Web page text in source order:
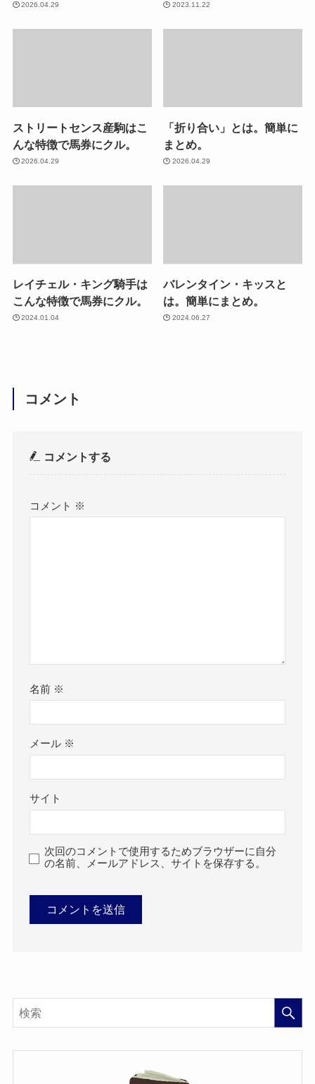
2026.04.29 2023.11.22
ストリートセンス産駒はこ
んな特徴で馬券にクル。
2026.04.29
「折り合い」とは。簡単に
まとめ。
2026.04.29
レイチェル・キング騎手は
こんな特徴で馬券にクル。
2024.01.04
バレンタイン・キッスと
は。簡単にまとめ。
2024.06.27
コメント
コメントする
コメント ※
名前 ※
メール ※
サイト
次回のコメントで使用するためブラウザーに自分
の名前、メールアドレス、サイトを保存する。